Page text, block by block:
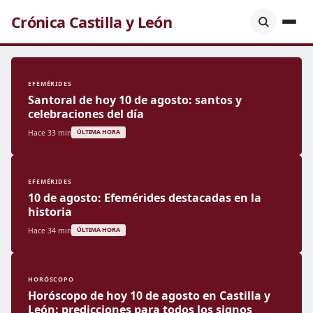
Crónica Castilla y León
EFEMÉRIDES
Santoral de hoy 10 de agosto: santos y
celebraciones del día
Hace 33 min ÚLTIMA HORA
EFEMÉRIDES
10 de agosto: Efemérides destacadas en la
historia
Hace 34 min ÚLTIMA HORA
HORÓSCOPO
Horóscopo de hoy 10 de agosto en Castilla y
León: predicciones para todos los signos